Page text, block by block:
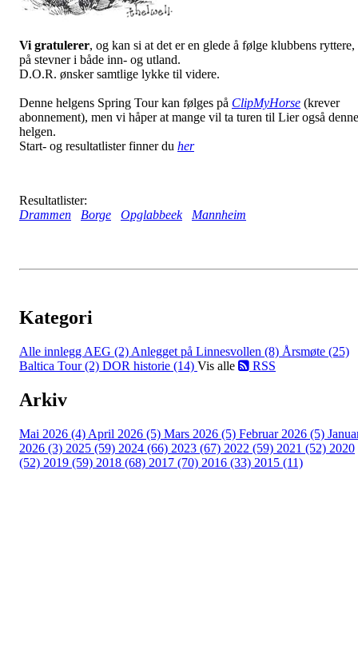
Vi gratulerer, og kan si at det er en glede å følge klubbens ryttere,
på stevner i både inn- og utland.
D.O.R. ønsker samtlige lykke til videre.
Denne helgens Spring Tour kan følges på ClipMyHorse (krever
abonnement), men vi håper at mange vil ta turen til Lier også denne
helgen.
Start- og resultatlister finner du her
Resultatlister:
Drammen
Borge Opglabbeek Mannheim
Kategori
Alle innlegg AEG (2) Anlegget på Linnesvollen (8) Årsmøte (25)
Baltica Tour (2) DOR historie (14) Vis alle RSS
Arkiv
Mai 2026 (4) April 2026 (5) Mars 2026 (5) Februar 2026 (5)
2026 (3) 2025 (59) 2024 (66) 2023 (67) 2022 (59) 2021 (52) 2020
(52) 2019 (59) 2018 (68) 2017 (70) 2016 (33) 2015 (11)